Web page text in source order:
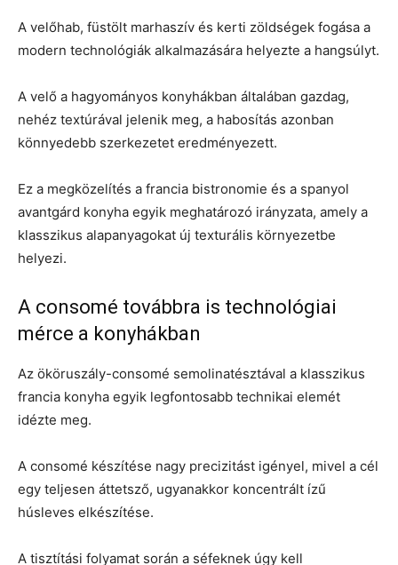
A velőhab, füstölt marhaszív és kerti zöldségek fogása a
modern technológiák alkalmazására helyezte a hangsúlyt.
A velő a hagyományos konyhákban általában gazdag,
nehéz textúrával jelenik meg, a habosítás azonban
könnyedebb szerkezetet eredményezett.
Ez a megközelítés a francia bistronomie és a spanyol
avantgárd konyha egyik meghatározó irányzata, amely a
klasszikus alapanyagokat új texturális környezetbe
helyezi.
A consomé továbbra is technológiai
mérce a konyhákban
Az ököruszály-consomé semolinatésztával a klasszikus
francia konyha egyik legfontosabb technikai elemét
idézte meg.
A consomé készítése nagy precizitást igényel, mivel a cél
egy teljesen áttetsző, ugyanakkor koncentrált ízű
húsleves elkészítése.
A tisztítási folyamat során a séfeknek úgy kell